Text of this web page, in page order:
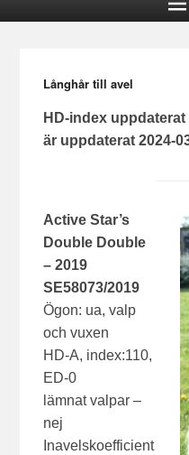
Långhår till avel
HD-index
är uppdaterat 2024-
Active Star’s
Double Double
– 2019
SE58073/2019
Ögon: ua, valp
och vuxen
HD-A, index:110,
ED-0
lämnat valpar –
nej
Inavelskoefficient